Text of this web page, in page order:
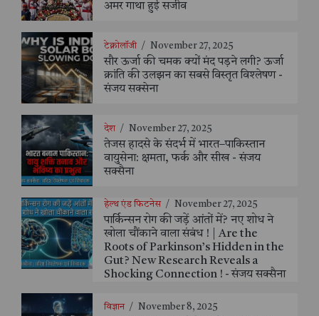
अमर गाथा हुई सजीव
टेक्नोलॉजी / November 27, 2025
सौर ऊर्जा की चमक क्यों मंद पड़ने लगी? ऊर्जा
क्रांति की उलझन का सबसे विस्तृत विश्लेषण -
संजय सक्सेना
देश / November 27, 2025
तेजस हादसे के संदर्भ में भारत–पाकिस्तान
वायुसेना: क्षमता, फर्क और सीख - संजय
सक्सैना
हेल्थ एंड फिटनेस / November 27, 2025
पार्किन्सन रोग की जड़ें आंतों में? नए शोध ने
खोला चौंकाने वाला संबंध ! | Are the
Roots of Parkinson’s Hidden in the
Gut? New Research Reveals a
Shocking Connection ! - संजय सक्सैना
विज्ञान / November 8, 2025